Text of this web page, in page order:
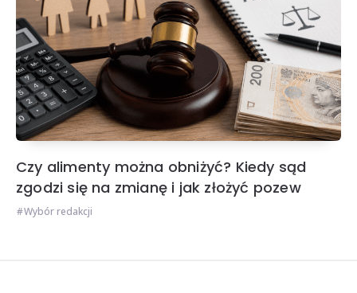
Czy alimenty można obniżyć? Kiedy sąd
zgodzi się na zmianę i jak złożyć pozew
Wybór redakcji